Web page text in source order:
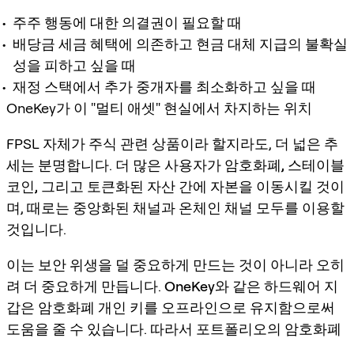
주주 행동에 대한 의결권이 필요할 때
배당금 세금 혜택에 의존하고 현금 대체 지급의 불확실
성을 피하고 싶을 때
재정 스택에서 추가 중개자를 최소화하고 싶을 때
OneKey가 이 "멀티 애셋" 현실에서 차지하는 위치
FPSL 자체가 주식 관련 상품이라 할지라도, 더 넓은 추
세는 분명합니다. 더 많은 사용자가 암호화폐, 스테이블
코인, 그리고 토큰화된 자산 간에 자본을 이동시킬 것이
며, 때로는 중앙화된 채널과 온체인 채널 모두를 이용할
것입니다.
이는 보안 위생을 덜 중요하게 만드는 것이 아니라 오히
려 더 중요하게 만듭니다. OneKey와 같은 하드웨어 지
갑은 암호화폐 개인 키를 오프라인으로 유지함으로써
도움을 줄 수 있습니다. 따라서 포트폴리오의 암호화폐